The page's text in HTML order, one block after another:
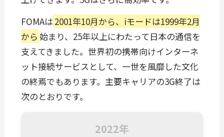
FOMAは2001年10月から、iモードは1999年2月
から 始まり、25年以上にわたって日本の通信を
支えてきました。世界初の携帯向けインターネ
ット接続サービスとして、一世を風靡した文化
の終焉でもあります。主要キャリアの3G終了は
次のとおりです。
2022年